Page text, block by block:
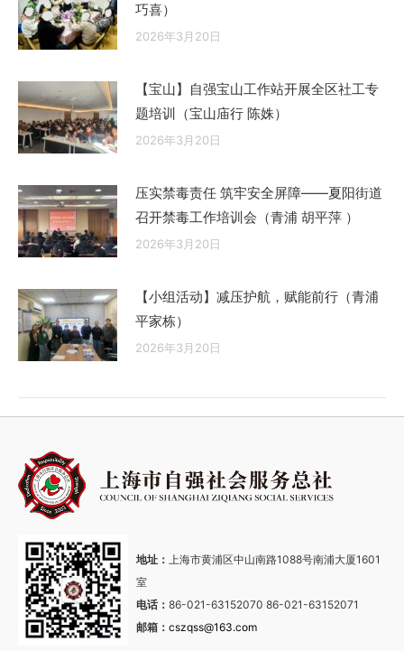
巧喜）
2026年3月20日
【宝山】自强宝山工作站开展全区社工专
题培训（宝山庙行 陈姝）
2026年3月20日
压实禁毒责任 筑牢安全屏障——夏阳街道
召开禁毒工作培训会（青浦 胡平萍 ）
2026年3月20日
【小组活动】减压护航，赋能前行（青浦
平家栋）
2026年3月20日
地址： 上海市黄浦区中山南路1088号南浦大厦1601
室
电话： 86-021-63152070 86-021-63152071
邮箱： cszqss@163.com